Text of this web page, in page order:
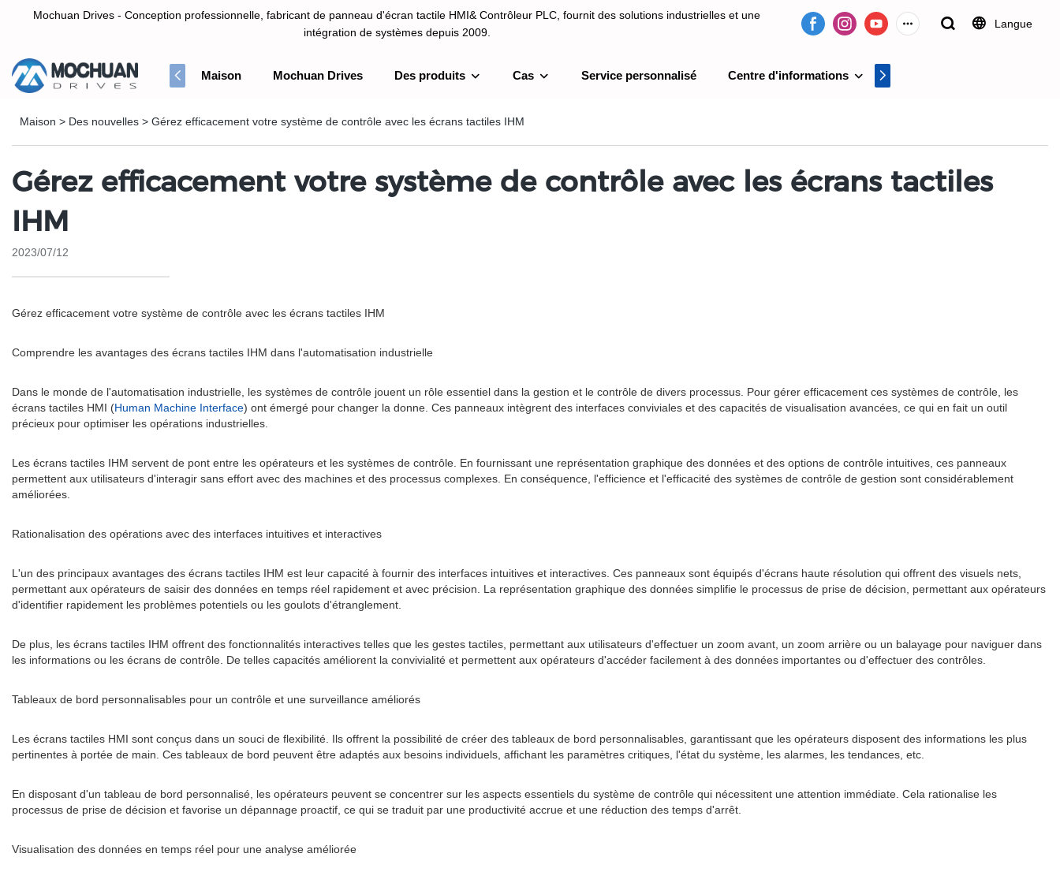
Mochuan Drives - Conception professionnelle, fabricant de panneau d'écran tactile HMI& Contrôleur PLC, fournit des solutions industrielles et une
intégration de systèmes depuis 2009.
depuis 2009.
Langue
Maison Mochuan Drives Des produits Cas Service personnalisé Centre d'informations
Maison > Des nouvelles > Gérez efficacement votre système de contrôle avec les écrans tactiles IHM
Gérez efficacement votre système de contrôle avec les écrans tactiles
IHM
2023/07/12
Gérez efficacement votre système de contrôle avec les écrans tactiles IHM
Comprendre les avantages des écrans tactiles IHM dans l'automatisation industrielle
Dans le monde de l'automatisation industrielle, les systèmes de contrôle jouent un rôle essentiel dans la gestion et le contrôle de divers processus. Pour gérer efficacement ces systèmes de contrôle, les
écrans tactiles HMI (Human Machine Interface) ont émergé pour changer la donne. Ces panneaux intègrent des interfaces conviviales et des capacités de visualisation avancées, ce qui en fait un outil
précieux pour optimiser les opérations industrielles.
Les écrans tactiles IHM servent de pont entre les opérateurs et les systèmes de contrôle. En fournissant une représentation graphique des données et des options de contrôle intuitives, ces panneaux
permettent aux utilisateurs d'interagir sans effort avec des machines et des processus complexes. En conséquence, l'efficience et l'efficacité des systèmes de contrôle de gestion sont considérablement
améliorées.
Rationalisation des opérations avec des interfaces intuitives et interactives
L'un des principaux avantages des écrans tactiles IHM est leur capacité à fournir des interfaces intuitives et interactives. Ces panneaux sont équipés d'écrans haute résolution qui offrent des visuels nets,
permettant aux opérateurs de saisir des données en temps réel rapidement et avec précision. La représentation graphique des données simplifie le processus de prise de décision, permettant aux opérateurs
d'identifier rapidement les problèmes potentiels ou les goulots d'étranglement.
De plus, les écrans tactiles IHM offrent des fonctionnalités interactives telles que les gestes tactiles, permettant aux utilisateurs d'effectuer un zoom avant, un zoom arrière ou un balayage pour naviguer dans
les informations ou les écrans de contrôle. De telles capacités améliorent la convivialité et permettent aux opérateurs d'accéder facilement à des données importantes ou d'effectuer des contrôles.
Tableaux de bord personnalisables pour un contrôle et une surveillance améliorés
Les écrans tactiles HMI sont conçus dans un souci de flexibilité. Ils offrent la possibilité de créer des tableaux de bord personnalisables, garantissant que les opérateurs disposent des informations les plus
pertinentes à portée de main. Ces tableaux de bord peuvent être adaptés aux besoins individuels, affichant les paramètres critiques, l'état du système, les alarmes, les tendances, etc.
En disposant d'un tableau de bord personnalisé, les opérateurs peuvent se concentrer sur les aspects essentiels du système de contrôle qui nécessitent une attention immédiate. Cela rationalise les
processus de prise de décision et favorise un dépannage proactif, ce qui se traduit par une productivité accrue et une réduction des temps d'arrêt.
Visualisation des données en temps réel pour une analyse améliorée